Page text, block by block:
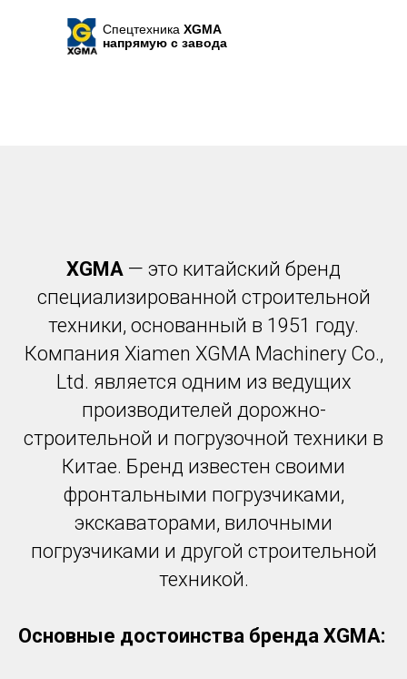
Спецтехника XGMA
напрямую с завода
XGMA — это китайский бренд
специализированной строительной
техники, основанный в 1951 году.
Компания Xiamen XGMA Machinery Co.,
Ltd. является одним из ведущих
производителей дорожно-
строительной и погрузочной техники в
Китае. Бренд известен своими
фронтальными погрузчиками,
экскаваторами, вилочными
погрузчиками и другой строительной
техникой.
Основные достоинства бренда XGMA: